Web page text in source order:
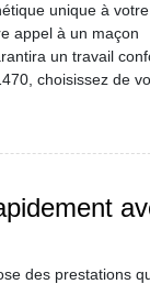
unique à votre
appel à un maçon
un travail
choisissez de
des prestations